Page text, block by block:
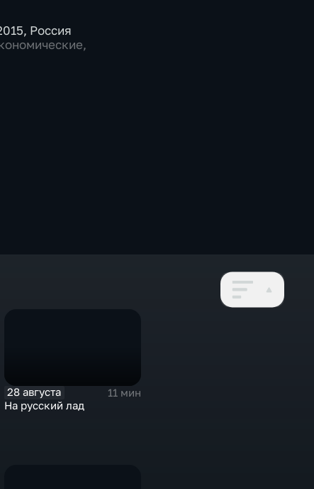
, Россия
,
28 августа
11 мин
На русский лад